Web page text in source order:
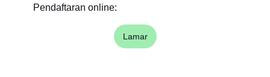
Pendaftaran online:
Lamar